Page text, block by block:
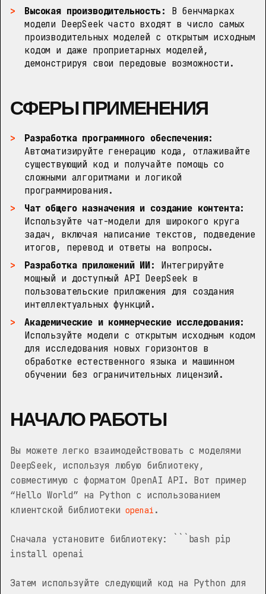
Высокая производительность:
В бенчмарках
модели DeepSeek часто входят в число самых
производительных моделей с открытым исходным
кодом и даже проприетарных моделей,
демонстрируя свои передовые возможности.
СФЕРЫ ПРИМЕНЕНИЯ
Разработка программного обеспечения:
Автоматизируйте генерацию кода, отлаживайте
существующий код и получайте помощь со
сложными алгоритмами и логикой
программирования.
Чат общего назначения и создание контента:
Используйте чат-модели для широкого круга
задач, включая написание текстов, подведение
итогов, перевод и ответы на вопросы.
Разработка приложений ИИ:
Интегрируйте
мощный и доступный API DeepSeek в
пользовательские приложения для создания
интеллектуальных функций.
Академические и коммерческие исследования:
Используйте модели с открытым исходным кодом
для исследования новых горизонтов в
обработке естественного языка и машинном
обучении без ограничительных лицензий.
НАЧАЛО РАБОТЫ
Вы можете легко взаимодействовать с моделями
DeepSeek, используя любую библиотеку,
совместимую с форматом OpenAI API. Вот пример
“Hello World” на Python с использованием
клиентской библиотекиopenai .
Сначала установите библиотеку: ```bash pip
install openai
Затем используйте следующий код на Python для